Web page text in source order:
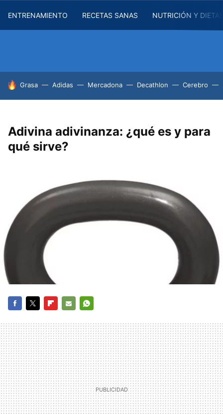
ENTRENAMIENTO RECETAS SANAS NUTRICIÓN Y
HOY SE HABLA DE
Grasa Adidas Mercadona Decathlon Cerebro
Adivina adivinanza: ¿qué es y para
qué sirve?
MAIL